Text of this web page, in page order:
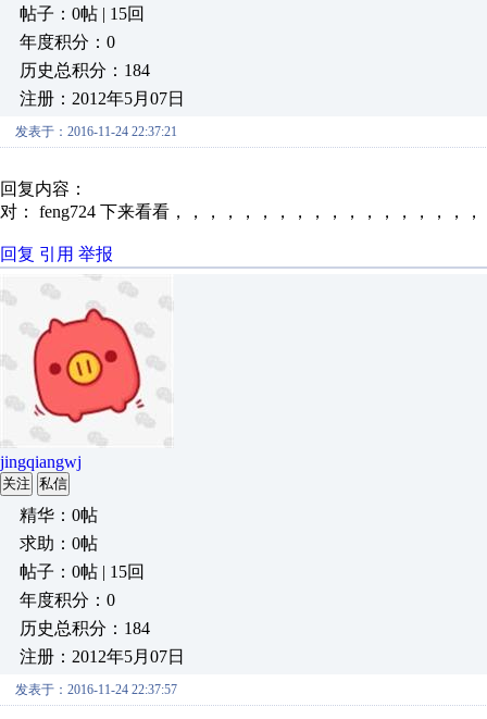
帖子：0帖 | 15回
年度积分：0
历史总积分：184
注册：2012年5月07日
发表于：2016-11-24 22:37:21
回复内容：
对： feng724 下来看看，，，，，，，，，，，，，，，，，
回复 引用 举报
jingqiangwj
关注 私信
精华：0帖
求助：0帖
帖子：0帖 | 15回
年度积分：0
历史总积分：184
注册：2012年5月07日
发表于：2016-11-24 22:37:57